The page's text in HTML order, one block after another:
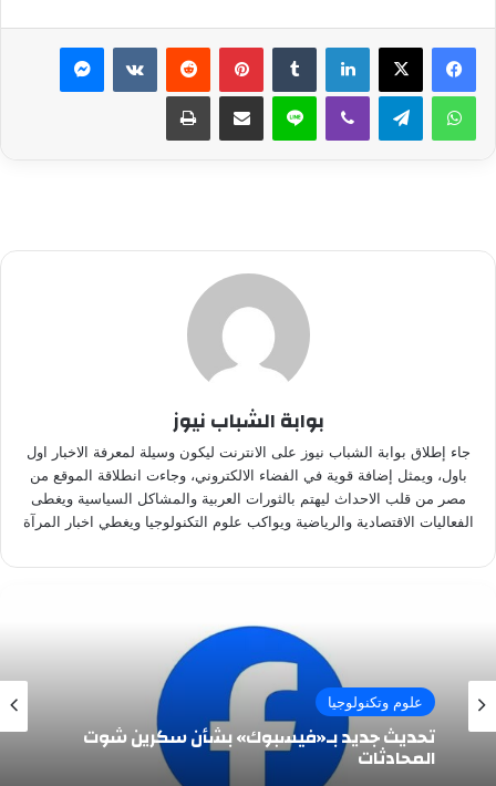
لينكدإن بينتيريست ماسنجر
واتساب تيلقرام ڤايبر لاين مشاركة عبر البريد طباعة
بوابة الشباب نيوز
جاء إطلاق بوابة الشباب نيوز على الانترنت ليكون وسيلة لمعرفة الاخبار اول
باول، ويمثل إضافة قوية في الفضاء الالكتروني، وجاءت انطلاقة الموقع من
مصر من قلب الاحداث ليهتم بالثورات العربية والمشاكل السياسية ويغطى
الفعاليات الاقتصادية والرياضية ويواكب علوم التكنولوجيا ويغطي اخبار المرآة
علوم وتكنولوجيا
تحديث جديد بـ«فيسبوك» بشأن سكرين شوت
المحادثات